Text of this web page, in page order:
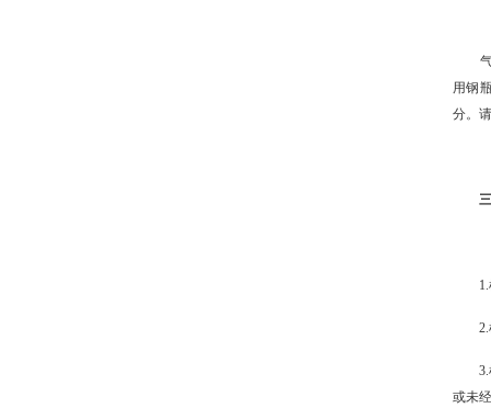
气缸
用钢
分。
三
1.检
2.检
3.检
或未